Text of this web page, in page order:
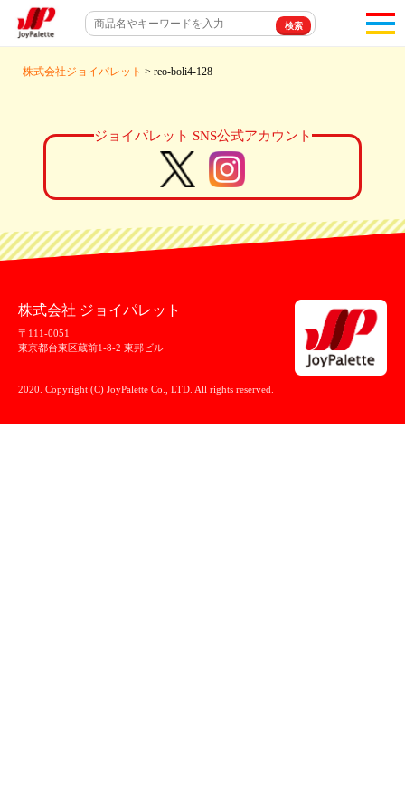
株式会社ジョイパレット > reo-boli4-128
ジョイパレット SNS公式アカウント
株式会社 ジョイパレット
〒111-0051
東京都台東区蔵前1-8-2 東邦ビル
2020. Copyright (C) JoyPalette Co., LTD. All rights reserved.